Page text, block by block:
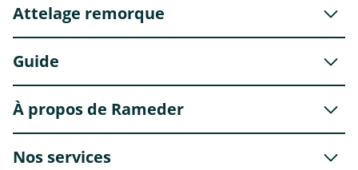
Attelage remorque
Guide
À propos de Rameder
Nos services